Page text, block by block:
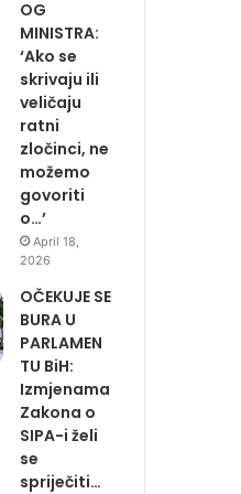
OG
MINISTRA:
‘Ako se
skrivaju ili
veličaju
ratni
zločinci, ne
možemo
govoriti
o…’
April 18,
2026
OČEKUJE SE
BURA U
PARLAMEN
TU BiH:
Izmjenama
Zakona o
SIPA-i želi
se
spriječiti…